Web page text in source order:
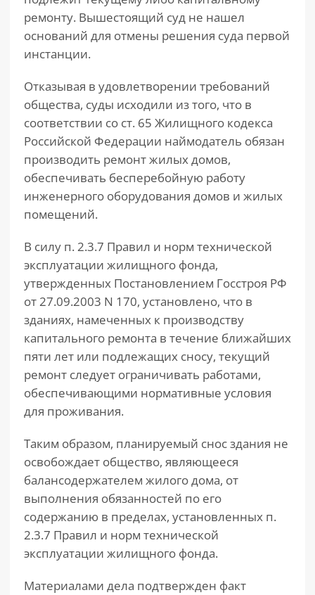
ремонту. Вышестоящий суд не нашел
оснований для отмены решения суда первой
инстанции.
Отказывая в удовлетворении требований
общества, суды исходили из того, что в
соответствии со ст. 65 Жилищного кодекса
Российской Федерации наймодатель обязан
производить ремонт жилых домов,
обеспечивать бесперебойную работу
инженерного оборудования домов и жилых
помещений.
В силу п. 2.3.7 Правил и норм технической
эксплуатации жилищного фонда,
утвержденных Постановлением Госстроя РФ
от 27.09.2003 N 170, установлено, что в
зданиях, намеченных к производству
капитального ремонта в течение ближайших
пяти лет или подлежащих сносу, текущий
ремонт следует ограничивать работами,
обеспечивающими нормативные условия
для проживания.
Таким образом, планируемый снос здания не
освобождает общество, являющееся
балансодержателем жилого дома, от
выполнения обязанностей по его
содержанию в пределах, установленных п.
2.3.7 Правил и норм технической
эксплуатации жилищного фонда.
Материалами дела подтвержден факт